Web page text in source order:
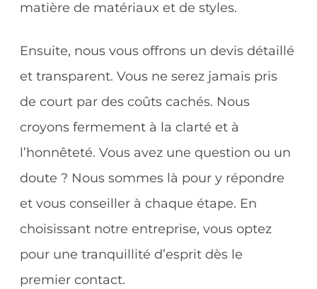
matière de matériaux et de styles.
Ensuite, nous vous offrons un devis détaillé
et transparent. Vous ne serez jamais pris
de court par des coûts cachés. Nous
croyons fermement à la clarté et à
l’honnêteté. Vous avez une question ou un
doute ? Nous sommes là pour y répondre
et vous conseiller à chaque étape. En
choisissant notre entreprise, vous optez
pour une tranquillité d’esprit dès le
premier contact.